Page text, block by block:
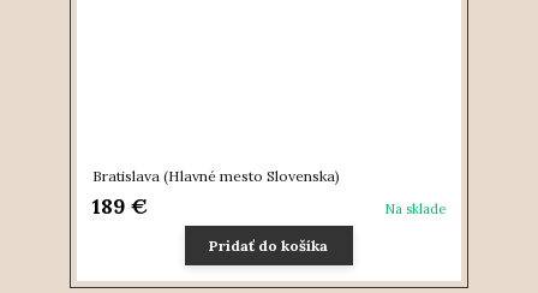
Bratislava (Hlavné mesto Slovenska)
189 € Na sklade
Pridať do košíka